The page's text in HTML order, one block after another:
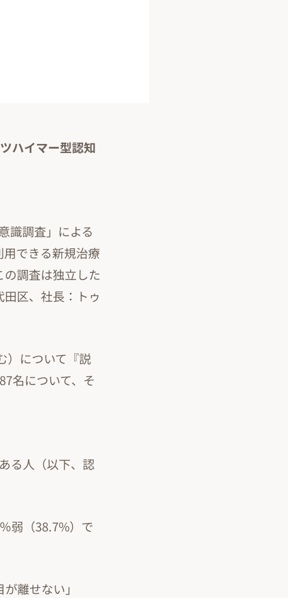
ハイマー型認知
識調査」による
できる新規治療
調査は独立した
区、社長：トゥ
）について『説
名について、そ
る人（以下、認
弱（38.7%）で
離せない」